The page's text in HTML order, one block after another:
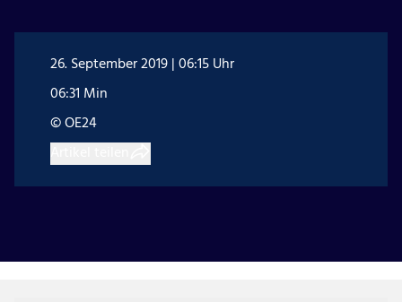
26. September 2019 | 06:15 Uhr
06:31 Min
© OE24